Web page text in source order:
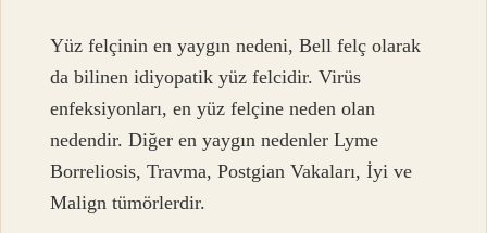
Yüz felçinin en yaygın nedeni, Bell felç olarak
da bilinen idiyopatik yüz felcidir. Virüs
enfeksiyonları, en yüz felçine neden olan
nedendir. Diğer en yaygın nedenler Lyme
Borreliosis, Travma, Postgian Vakaları, İyi ve
Malign tümörlerdir.